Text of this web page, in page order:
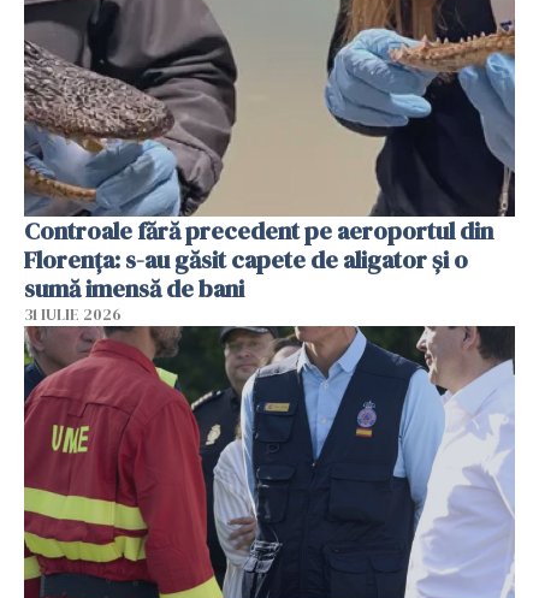
Controale fără precedent pe aeroportul din
Florența: s-au găsit capete de aligator și o
sumă imensă de bani
31 IULIE 2026